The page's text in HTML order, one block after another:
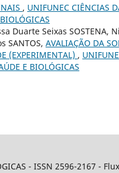
, UNIFUNEC CIÊNCIAS
Duarte Seixas SOSTENA,
SANTOS, AVALIAÇÃO DA
(EXPERIMENTAL) ,
E BIOLÓGICAS
- ISSN 2596-2167 -